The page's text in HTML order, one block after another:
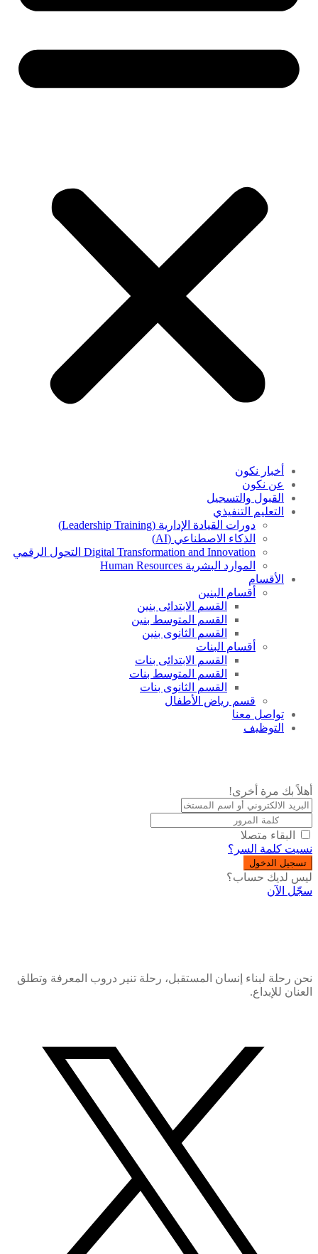
أخبار نكون
عن نكون
القبول والتسجيل
التعليم التنفيذي
دورات القيادة الإدارية (Leadership Training)
الذكاء الاصطناعي (AI)
Digital Transformation and Innovation التحول الرقمي
الموارد البشرية Human Resources
الأقسام
أقسام البنين
القسم الابتدائى بنين
القسم المتوسط بنين
القسم الثانوى بنين
أقسام البنات
القسم الابتدائى بنات
القسم المتوسط بنات
القسم الثانوى بنات
قسم رياض الأطفال
تواصل معنا
التوظيف
أهلاً بك مرة أخرى!
البقاء متصلا
نسيت كلمة السر؟
تسجيل الدخول
ليس لديك حساب؟
سجّل الآن
نحن رحلة لبناء إنسان المستقبل، رحلة تنير دروب المعرفة وتطلق
العنان للإبداع.